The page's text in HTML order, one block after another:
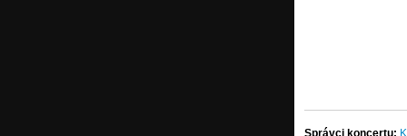
Správci koncertu: